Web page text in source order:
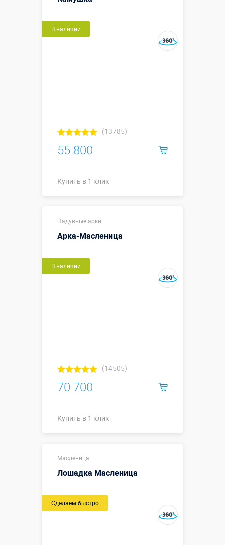
В наличии
(13785)
55 800
Купить в 1 клик
Надувные арки
Арка-Масленица
В наличии
(14505)
70 700
Купить в 1 клик
Масленица
Лошадка Масленица
Сделаем быстро